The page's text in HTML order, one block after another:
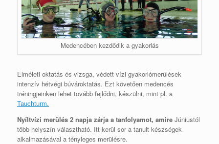
Medencében kezdődik a gyakorlás
Elméleti oktatás és vizsga, védett vízi gyakorlómerülések
intenzív hétvégi búvároktatás. Ezt követően medencés
tréningjeinken lehet tovább fejlődni, készülni, mint pl. a
Tauchturm.
Nyíltvízi merülés 2 napja zárja a tanfolyamot, amire Júniustól
több helyszín választható. Itt kerül sor a tanult készségek
alkalmazásával a tényleges merülésre.